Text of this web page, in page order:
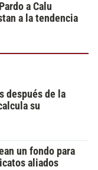
a Calu
a la tendencia
después de la
su
un fondo para
aliados